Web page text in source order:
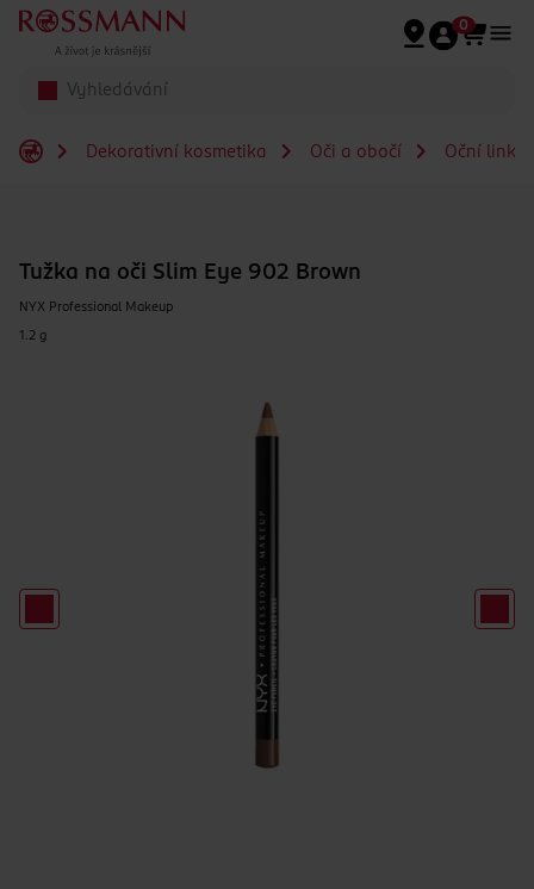
Přeskočit na hlavmní obsah
0
Dekorativní kosmetika Oči a obočí Oční linky
Tužka na oči Slim Eye 902 Brown
NYX Professional Makeup
1.2 g